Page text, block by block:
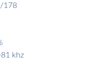
178
khz